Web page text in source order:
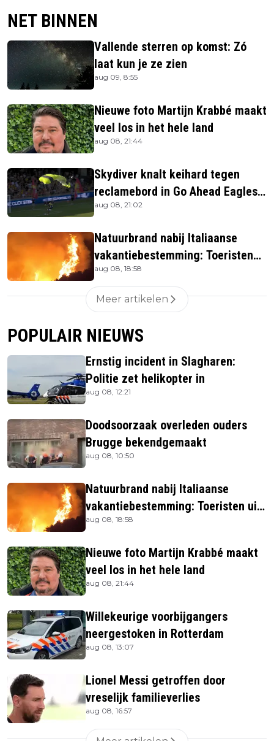
NET BINNEN
Vallende sterren op komst: Zó
laat kun je ze zien
aug 09, 8:55
Nieuwe foto Martijn Krabbé maakt
veel los in het hele land
aug 08, 21:44
Skydiver knalt keihard tegen
reclamebord in Go Ahead Eagles-
stadion
aug 08, 21:02
Natuurbrand nabij Italiaanse
vakantiebestemming: Toeristen
uit verblijven gehaald
aug 08, 18:58
Meer artikelen
POPULAIR NIEUWS
Ernstig incident in Slagharen:
Politie zet helikopter in
aug 08, 12:21
Doodsoorzaak overleden ouders
Brugge bekendgemaakt
aug 08, 10:50
Natuurbrand nabij Italiaanse
vakantiebestemming: Toeristen uit
verblijven gehaald
aug 08, 18:58
Nieuwe foto Martijn Krabbé maakt
veel los in het hele land
aug 08, 21:44
Willekeurige voorbijgangers
neergestoken in Rotterdam
aug 08, 13:07
Lionel Messi getroffen door
vreselijk familieverlies
aug 08, 16:57